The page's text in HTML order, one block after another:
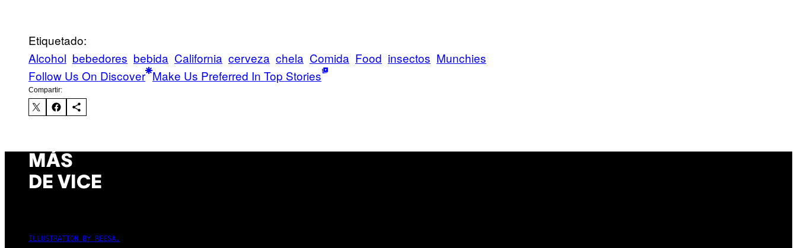
Etiquetado:
Alcohol bebedores bebida California cerveza chela Comida Food insectos Munchies
Follow Us On Discover Make Us Preferred In Top Stories
Compartir:
MÁS
DE VICE
ILLUSTRATION BY REESA.